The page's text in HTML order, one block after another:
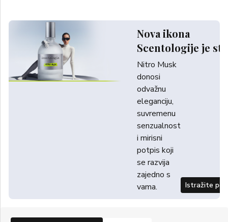
Nova ikona
Scentologije je
Nitro Musk
donosi
odvažnu
eleganciju,
suvremenu
senzualnost
i mirisni
potpis koji
se razvija
zajedno s
vama.
Istražite